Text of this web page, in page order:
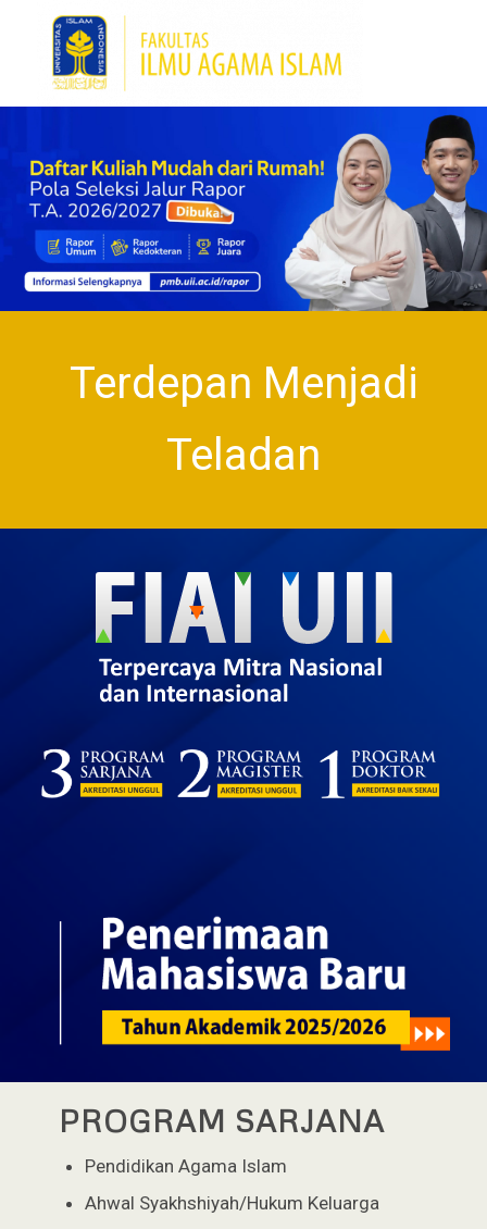
Terdepan Menjadi
Teladan
PROGRAM SARJANA
Pendidikan Agama Islam
Ahwal Syakhshiyah/Hukum Keluarga